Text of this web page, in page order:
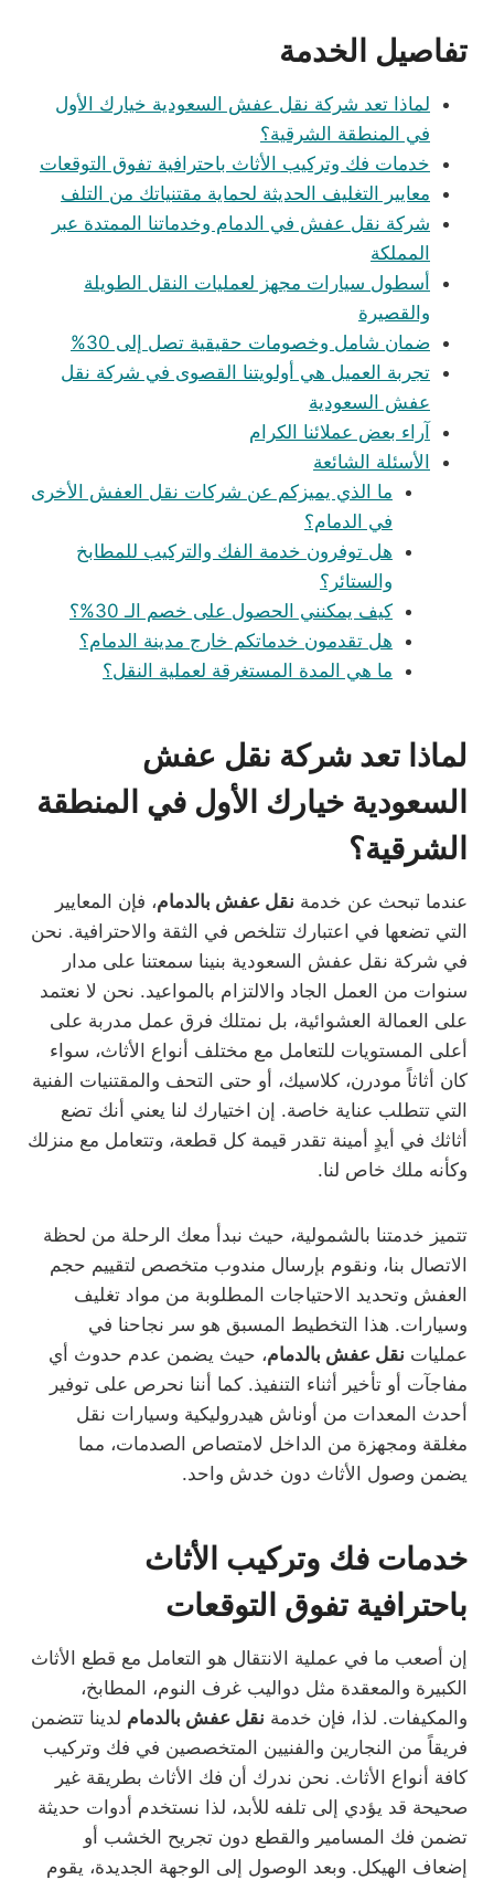
تفاصيل الخدمة
لماذا تعد شركة نقل عفش السعودية خيارك الأول
في المنطقة الشرقية؟
خدمات فك وتركيب الأثاث باحترافية تفوق التوقعات
معايير التغليف الحديثة لحماية مقتنياتك من التلف
شركة نقل عفش في الدمام وخدماتنا الممتدة عبر
المملكة
أسطول سيارات مجهز لعمليات النقل الطويلة
والقصيرة
ضمان شامل وخصومات حقيقية تصل إلى 30%
تجربة العميل هي أولويتنا القصوى في شركة نقل
عفش السعودية
آراء بعض عملائنا الكرام
الأسئلة الشائعة
ما الذي يميزكم عن شركات نقل العفش الأخرى
في الدمام؟
هل توفرون خدمة الفك والتركيب للمطابخ
والستائر؟
كيف يمكنني الحصول على خصم الـ 30%؟
هل تقدمون خدماتكم خارج مدينة الدمام؟
ما هي المدة المستغرقة لعملية النقل؟
لماذا تعد شركة نقل عفش
السعودية خيارك الأول في المنطقة
الشرقية؟
عندما تبحث عن خدمة نقل عفش بالدمام، فإن المعايير
التي تضعها في اعتبارك تتلخص في الثقة والاحترافية. نحن
في شركة نقل عفش السعودية بنينا سمعتنا على مدار
سنوات من العمل الجاد والالتزام بالمواعيد. نحن لا نعتمد
على العمالة العشوائية، بل نمتلك فرق عمل مدربة على
أعلى المستويات للتعامل مع مختلف أنواع الأثاث، سواء
كان أثاثاً مودرن، كلاسيك، أو حتى التحف والمقتنيات الفنية
التي تتطلب عناية خاصة. إن اختيارك لنا يعني أنك تضع
أثاثك في أيدٍ أمينة تقدر قيمة كل قطعة، وتتعامل مع منزلك
وكأنه ملك خاص لنا.
تتميز خدمتنا بالشمولية، حيث نبدأ معك الرحلة من لحظة
الاتصال بنا، ونقوم بإرسال مندوب متخصص لتقييم حجم
العفش وتحديد الاحتياجات المطلوبة من مواد تغليف
وسيارات. هذا التخطيط المسبق هو سر نجاحنا في
عمليات نقل عفش بالدمام، حيث يضمن عدم حدوث أي
مفاجآت أو تأخير أثناء التنفيذ. كما أننا نحرص على توفير
أحدث المعدات من أوناش هيدروليكية وسيارات نقل
مغلقة ومجهزة من الداخل لامتصاص الصدمات، مما
يضمن وصول الأثاث دون خدش واحد.
خدمات فك وتركيب الأثاث
باحترافية تفوق التوقعات
إن أصعب ما في عملية الانتقال هو التعامل مع قطع الأثاث
الكبيرة والمعقدة مثل دواليب غرف النوم، المطابخ،
والمكيفات. لذا، فإن خدمة نقل عفش بالدمام لدينا تتضمن
فريقاً من النجارين والفنيين المتخصصين في فك وتركيب
كافة أنواع الأثاث. نحن ندرك أن فك الأثاث بطريقة غير
صحيحة قد يؤدي إلى تلفه للأبد، لذا نستخدم أدوات حديثة
تضمن فك المسامير والقطع دون تجريح الخشب أو
إضعاف الهيكل. وبعد الوصول إلى الوجهة الجديدة، يقوم